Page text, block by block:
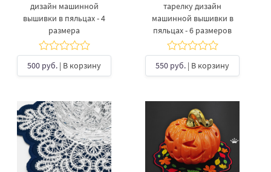
дизайн машинной
вышивки в пяльцах - 4
размера
500 руб. | В корзину
тарелку дизайн
машинной вышивки в
пяльцах - 6 размеров
550 руб. | В корзину